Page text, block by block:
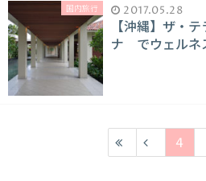
国内旅行 2017.05.28
【沖縄】ザ・
ナ でウェルネ
4